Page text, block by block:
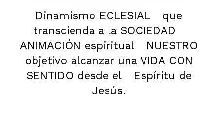
Dinamismo ECLESIAL
que
transcienda a la SOCIEDAD
ANIMACIÓN espiritual
NUESTRO
objetivo alcanzar una VIDA CON
SENTIDO desde el
Espíritu de
Jesús.